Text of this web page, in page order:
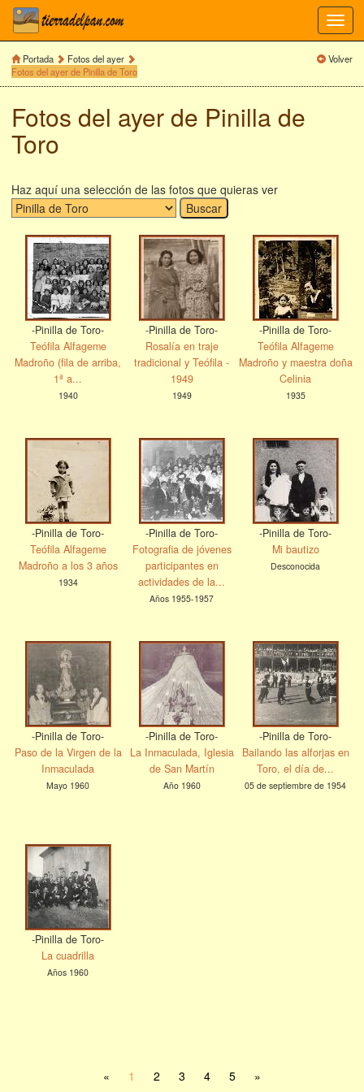
Portada
Fotos del ayer
Fotos del ayer de Pinilla de Toro
Volver
Fotos del ayer de Pinilla de
Toro
Haz aquí una selección de las fotos que quieras ver
-Pinilla de Toro-
Teófila Alfageme
Madroño (fila de arriba,
1ª a...
1940
-Pinilla de Toro-
Rosalía en traje
tradicional y Teófila -
1949
1949
-Pinilla de Toro-
Teófila Alfageme
Madroño y maestra doña
Celinia
1935
-Pinilla de Toro-
Teófila Alfageme
Madroño a los 3 años
1934
-Pinilla de Toro-
Fotografia de jóvenes
participantes en
actividades de la...
Años 1955-1957
-Pinilla de Toro-
Mi bautizo
Desconocida
-Pinilla de Toro-
Paso de la Virgen de la
Inmaculada
Mayo 1960
-Pinilla de Toro-
La Inmaculada, Iglesia
de San Martín
Año 1960
-Pinilla de Toro-
Bailando las alforjas en
Toro, el día de...
05 de septiembre de 1954
-Pinilla de Toro-
La cuadrilla
Años 1960
« 1 2 3 4 5 »